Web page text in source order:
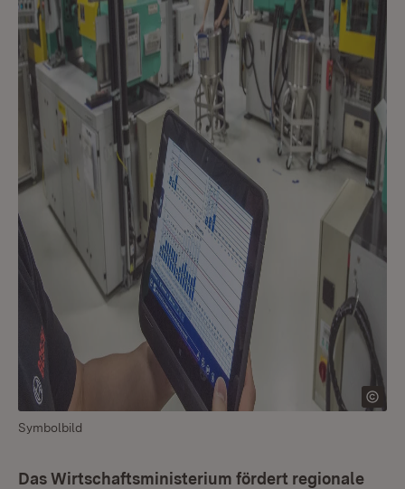
Symbolbild
Das Wirtschaftsministerium fördert regionale